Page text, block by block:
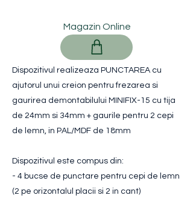
Magazin Online
Dispozitivul realizeaza PUNCTAREA cu
ajutorul unui creion pentru frezarea si
gaurirea demontabilului MINIFIX-15 cu tija
de 24mm si 34mm + gaurile pentru 2 cepi
de lemn, in PAL/MDF de 18mm
Dispozitivul este compus din:
- 4 bucse de punctare pentru cepi de lemn
(2 pe orizontalul placii si 2 in cant)